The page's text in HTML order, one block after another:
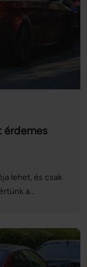
érdemes
lehet, és csak
a